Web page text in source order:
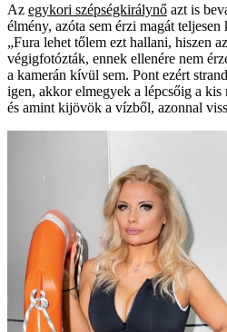
Az egykori szépségkirálynő azt is
élmény, azóta sem érzi magát
„Fura lehet tőlem ezt hallani, hiszen
végigfotózták, ennek ellenére nem
a kamerán kívül sem. Pont ezért
igen, akkor elmegyek a lépcsőig a kis
és amint kijövök a vízből, azonnal